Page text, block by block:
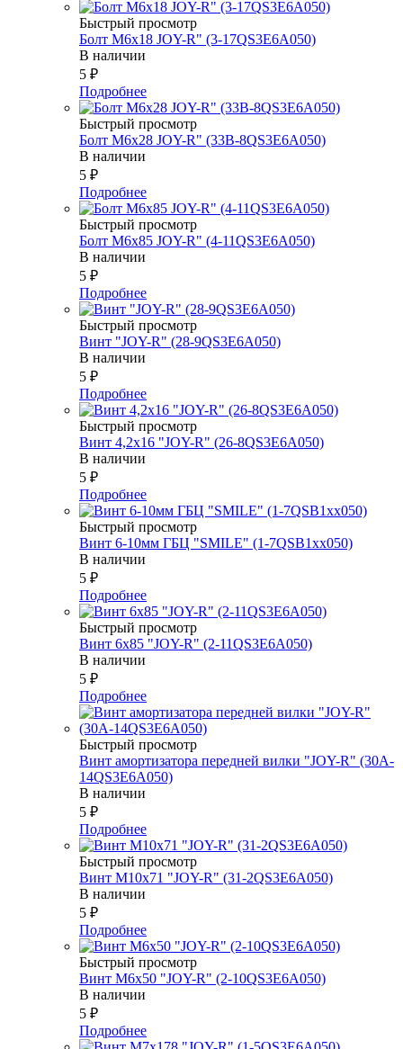
Быстрый просмотр
Болт М6х18 JOY-R" (3-17QS3E6A050)
В наличии
5 ₽
Подробнее
Быстрый просмотр
Болт М6х28 JOY-R" (33В-8QS3E6A050)
В наличии
5 ₽
Подробнее
Быстрый просмотр
Болт М6х85 JOY-R" (4-11QS3E6A050)
В наличии
5 ₽
Подробнее
Быстрый просмотр
Винт "JOY-R" (28-9QS3E6A050)
В наличии
5 ₽
Подробнее
Быстрый просмотр
Винт 4,2х16 "JOY-R" (26-8QS3E6A050)
В наличии
5 ₽
Подробнее
Быстрый просмотр
Винт 6-10мм ГБЦ "SMILE" (1-7QSB1xx050)
В наличии
5 ₽
Подробнее
Быстрый просмотр
Винт 6х85 "JOY-R" (2-11QS3E6A050)
В наличии
5 ₽
Подробнее
Быстрый просмотр
Винт амортизатора передней вилки "JOY-R" (30A-
14QS3E6A050)
В наличии
5 ₽
Подробнее
Быстрый просмотр
Винт М10х71 "JOY-R" (31-2QS3E6A050)
В наличии
5 ₽
Подробнее
Быстрый просмотр
Винт М6х50 "JOY-R" (2-10QS3E6A050)
В наличии
5 ₽
Подробнее